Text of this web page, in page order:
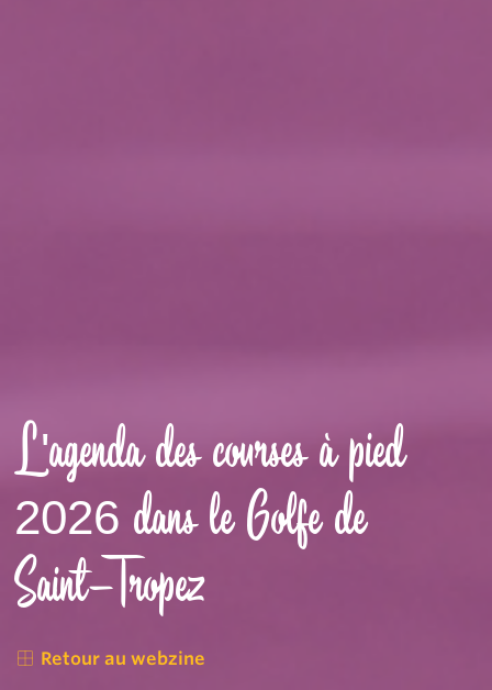
L'agenda des courses à pied
2026 dans le Golfe de
Saint-Tropez
Retour au webzine